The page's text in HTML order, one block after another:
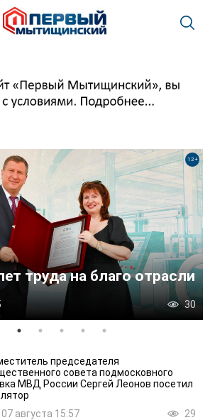
труда на благо отрасли
30
12+
председателя
совета подмосковного
МВД России Сергей Леонов посетил
07 августа 15:57
29